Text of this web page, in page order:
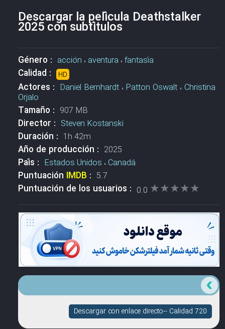
Descargar la película Deathstalker
2025 con subtítulos
Género : acción ، aventura ،fantasía
Calidad : HD
Actores : Daniel Bernhardt، Patton Oswalt ،Christina
Orjalo
Tamaño : 907 MB
Director : Steven Kostanski
Duración : 1h 42m
Año de producción : 2025
País : Estados Unidos ،Canadá
Puntuación IMDB : 5.7
Puntuación de los usuarios : 0.0 ★★★★★
★★★★★
Descargar con enlace directo-- Calidad 720